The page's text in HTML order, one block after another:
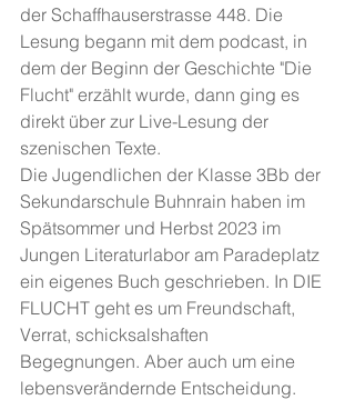
der Schaffhauserstrasse 448. Die
Lesung begann mit dem podcast, in
dem der Beginn der Geschichte "Die
Flucht" erzählt wurde, dann ging es
direkt über zur Live-Lesung der
szenischen Texte.
Die Jugendlichen der Klasse 3Bb der
Sekundarschule Buhnrain haben im
Spätsommer und Herbst 2023 im
Jungen Literaturlabor am Paradeplatz
ein eigenes Buch geschrieben. In DIE
FLUCHT geht es um Freundschaft,
Verrat, schicksalshaften
Begegnungen. Aber auch um eine
lebensverändernde Entscheidung.